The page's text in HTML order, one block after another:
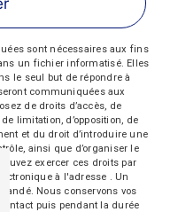
sont nécessaires aux fins
un fichier informatisé. Elles
le seul but de répondre à
communiquées aux
de droits d’accès, de
limitation, d’opposition, de
et du droit d’introduire une
ainsi que d’organiser le
exercer ces droits par
à l'adresse . Un
Nous conservons vos
puis pendant la durée